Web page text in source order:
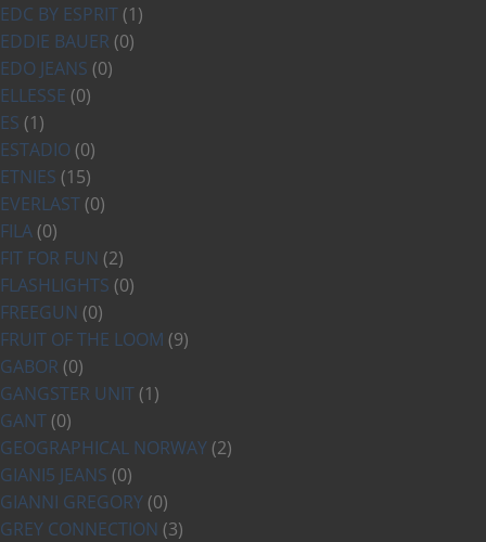
EDC BY ESPRIT (1)
EDDIE BAUER (0)
EDO JEANS (0)
ELLESSE (0)
ES (1)
ESTADIO (0)
ETNIES (15)
EVERLAST (0)
FILA (0)
FIT FOR FUN (2)
FLASHLIGHTS (0)
FREEGUN (0)
FRUIT OF THE LOOM (9)
GABOR (0)
GANGSTER UNIT (1)
GANT (0)
GEOGRAPHICAL NORWAY (2)
GIANI5 JEANS (0)
GIANNI GREGORY (0)
GREY CONNECTION (3)